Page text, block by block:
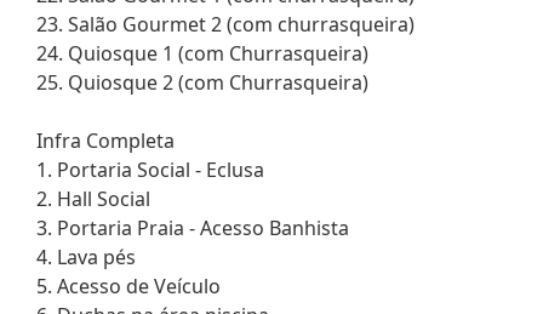
23. Salão Gourmet 2 (com churrasqueira)
24. Quiosque 1 (com Churrasqueira)
25. Quiosque 2 (com Churrasqueira)
Infra Completa
1. Portaria Social - Eclusa
2. Hall Social
3. Portaria Praia - Acesso Banhista
4. Lava pés
5. Acesso de Veículo